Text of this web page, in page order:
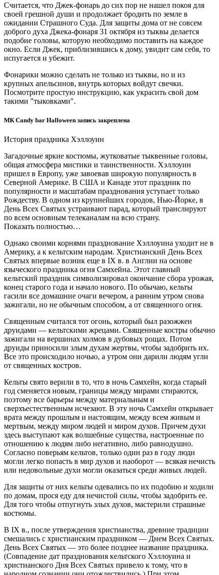
Считается, что Джек-фонарь до сих пор не нашел покоя для
своей грешной души и продолжает бродить по земле в
ожидании Страшного Суда. Для защиты дома от не совсем
доброго духа Джека-фонаря 31 октября из тыквы делается
подобие головы, которую необходимо поставить на каждое
окно. Если Джек, приблизившись к дому, увидит сам себя, то
испугается и убежит.
Фонарики можно сделать не только из тыквы, но и из
крупных апельсинов, внутрь которых войдут свечки.
Посмотрите простую инструкцию, как украсить свой дом
такими "тыковками".
МК Candy bar Halloween запись закреплена
История праздника Хэллоуин
Загадочные яркие костюмы, жутковатые тыквенные головы,
общая атмосфера мистики и таинственности. Хэллоуин
пришел в Европу, уже завоевав широкую популярность в
Северной Америке. В США и Канаде этот праздник по
популярности и масштабам празднования уступает только
Рождеству. В одном из крупнейших городов, Нью-Йорке, в
День Всех Святых устраивают парад, который транслируют
по всем основным телеканалам на всю страну.
Показать полностью…
Однако своими корнями празднование Хэллоуина уходит не в
Америку, а к кельтским народам. Христианский День Всех
Святых впервые возник еще в IX в. в Англии на основе
языческого праздника огня Самхейна. Этот главный
кельтский праздник символизировал окончание сбора урожая,
конец старого года и начало нового. По обычаю, кельты
гасили все домашние очаги вечером, а ранним утром снова
зажигали, но не обычным способом, а от священного огня.
Священным считался тот огонь, который был разожжен
друидами — кельтскими жрецами. Священные костры обычно
зажигали на вершинах холмов в дубовых рощах. Потом
друиды приносили злым духам жертвы, чтобы задобрить их.
Все это происходило ночью, а утром они дарили людям угли
от священных костров.
Кельты свято верили в то, что в ночь Самхейн, когда старый
год сменяется новым, границы между мирами стираются,
поэтому все барьеры между материальным и
сверхъестественным исчезают. В эту ночь Самхейн открывает
врата между прошлым и настоящим, между всем живым и
мертвым, между миром людей и миром духов. Причем духи
здесь выступают как волшебные существа, настроенные по
отношению к людям либо негативно, либо равнодушно.
Согласно поверьям кельтов, только один раз в году люди
могли легко попасть в мир духов и наоборот — всякая нечисть
или недовольные духи могли оказаться среди живых людей.
Для защиты от них кельты одевались по их подобию и ходили
по домам, прося еду для нечистой силы, чтобы задобрить ее.
Для того чтобы отпугнуть злых духов, мастерили страшные
костюмы.
В IX в., после утверждения христианства, древние традиции
смешались с христианским праздником — Днем Всех Святых.
День Всех Святых — это более позднее название праздника.
(Совпадение дат празднования кельтского Хэллоуина и
христианского Дня Всех Святых привело к тому, что в